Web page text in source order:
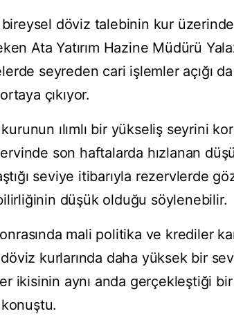
döviz talebinin kur
Ata Yatırım Hazine Müdürü
seyreden cari işlemler açığı
çıkıyor.
ılımlı bir yükseliş seyrini
son haftalarda hızlanan
seviye itibarıyla rezervlerde
düşük olduğu söylenebilir.
mali politika ve krediler
kurlarında daha yüksek bir
ikisinin aynı anda gerçekleştiği